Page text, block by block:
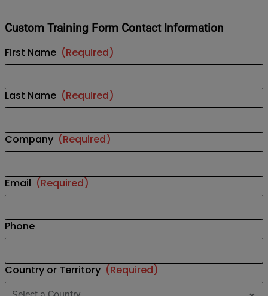
Custom Training Form Contact Information
First Name (Required)
Last Name (Required)
Company (Required)
Email (Required)
Phone
Country or Territory (Required)